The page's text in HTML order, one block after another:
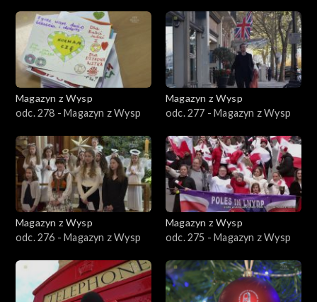
Magazyn z Wysp
odc. 278 - Magazyn z Wysp
Magazyn z Wysp
odc. 277 - Magazyn z Wysp
Magazyn z Wysp
odc. 276 - Magazyn z Wysp
Magazyn z Wysp
odc. 275 - Magazyn z Wysp